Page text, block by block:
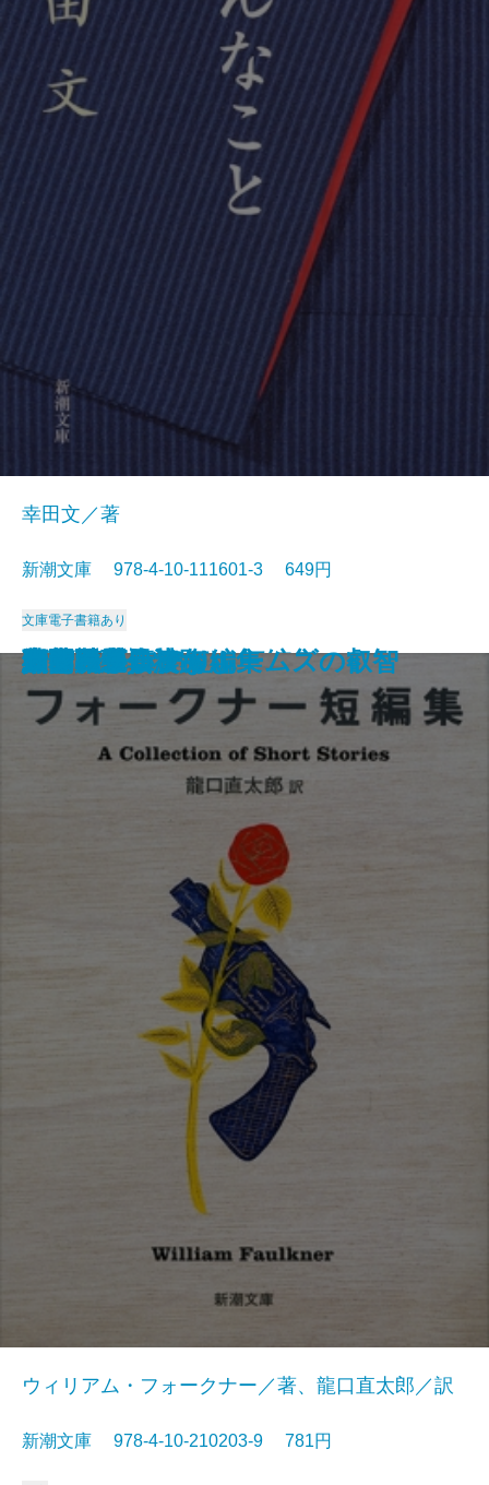
マンスフィールド短編集
太陽の季節
赤と黒〔上〕
ポー詩集
マノン・レスコー
郷愁
智恵子抄
草の花
夜間飛行
父・こんなこと
幸田文／著
新潮文庫 978-4-10-111601-3 649円
文庫電子書籍あり
フォークナー短編集
ウィリアム・フォークナー／著、龍口直太郎／訳
新潮文庫 978-4-10-210203-9 781円
細雪〔上〕
細雪〔中〕
細雪〔下〕
大和路・信濃路
野菊の墓
西部戦線異状なし
シャーロック・ホームズの叡智
人間について
サンクチュアリ